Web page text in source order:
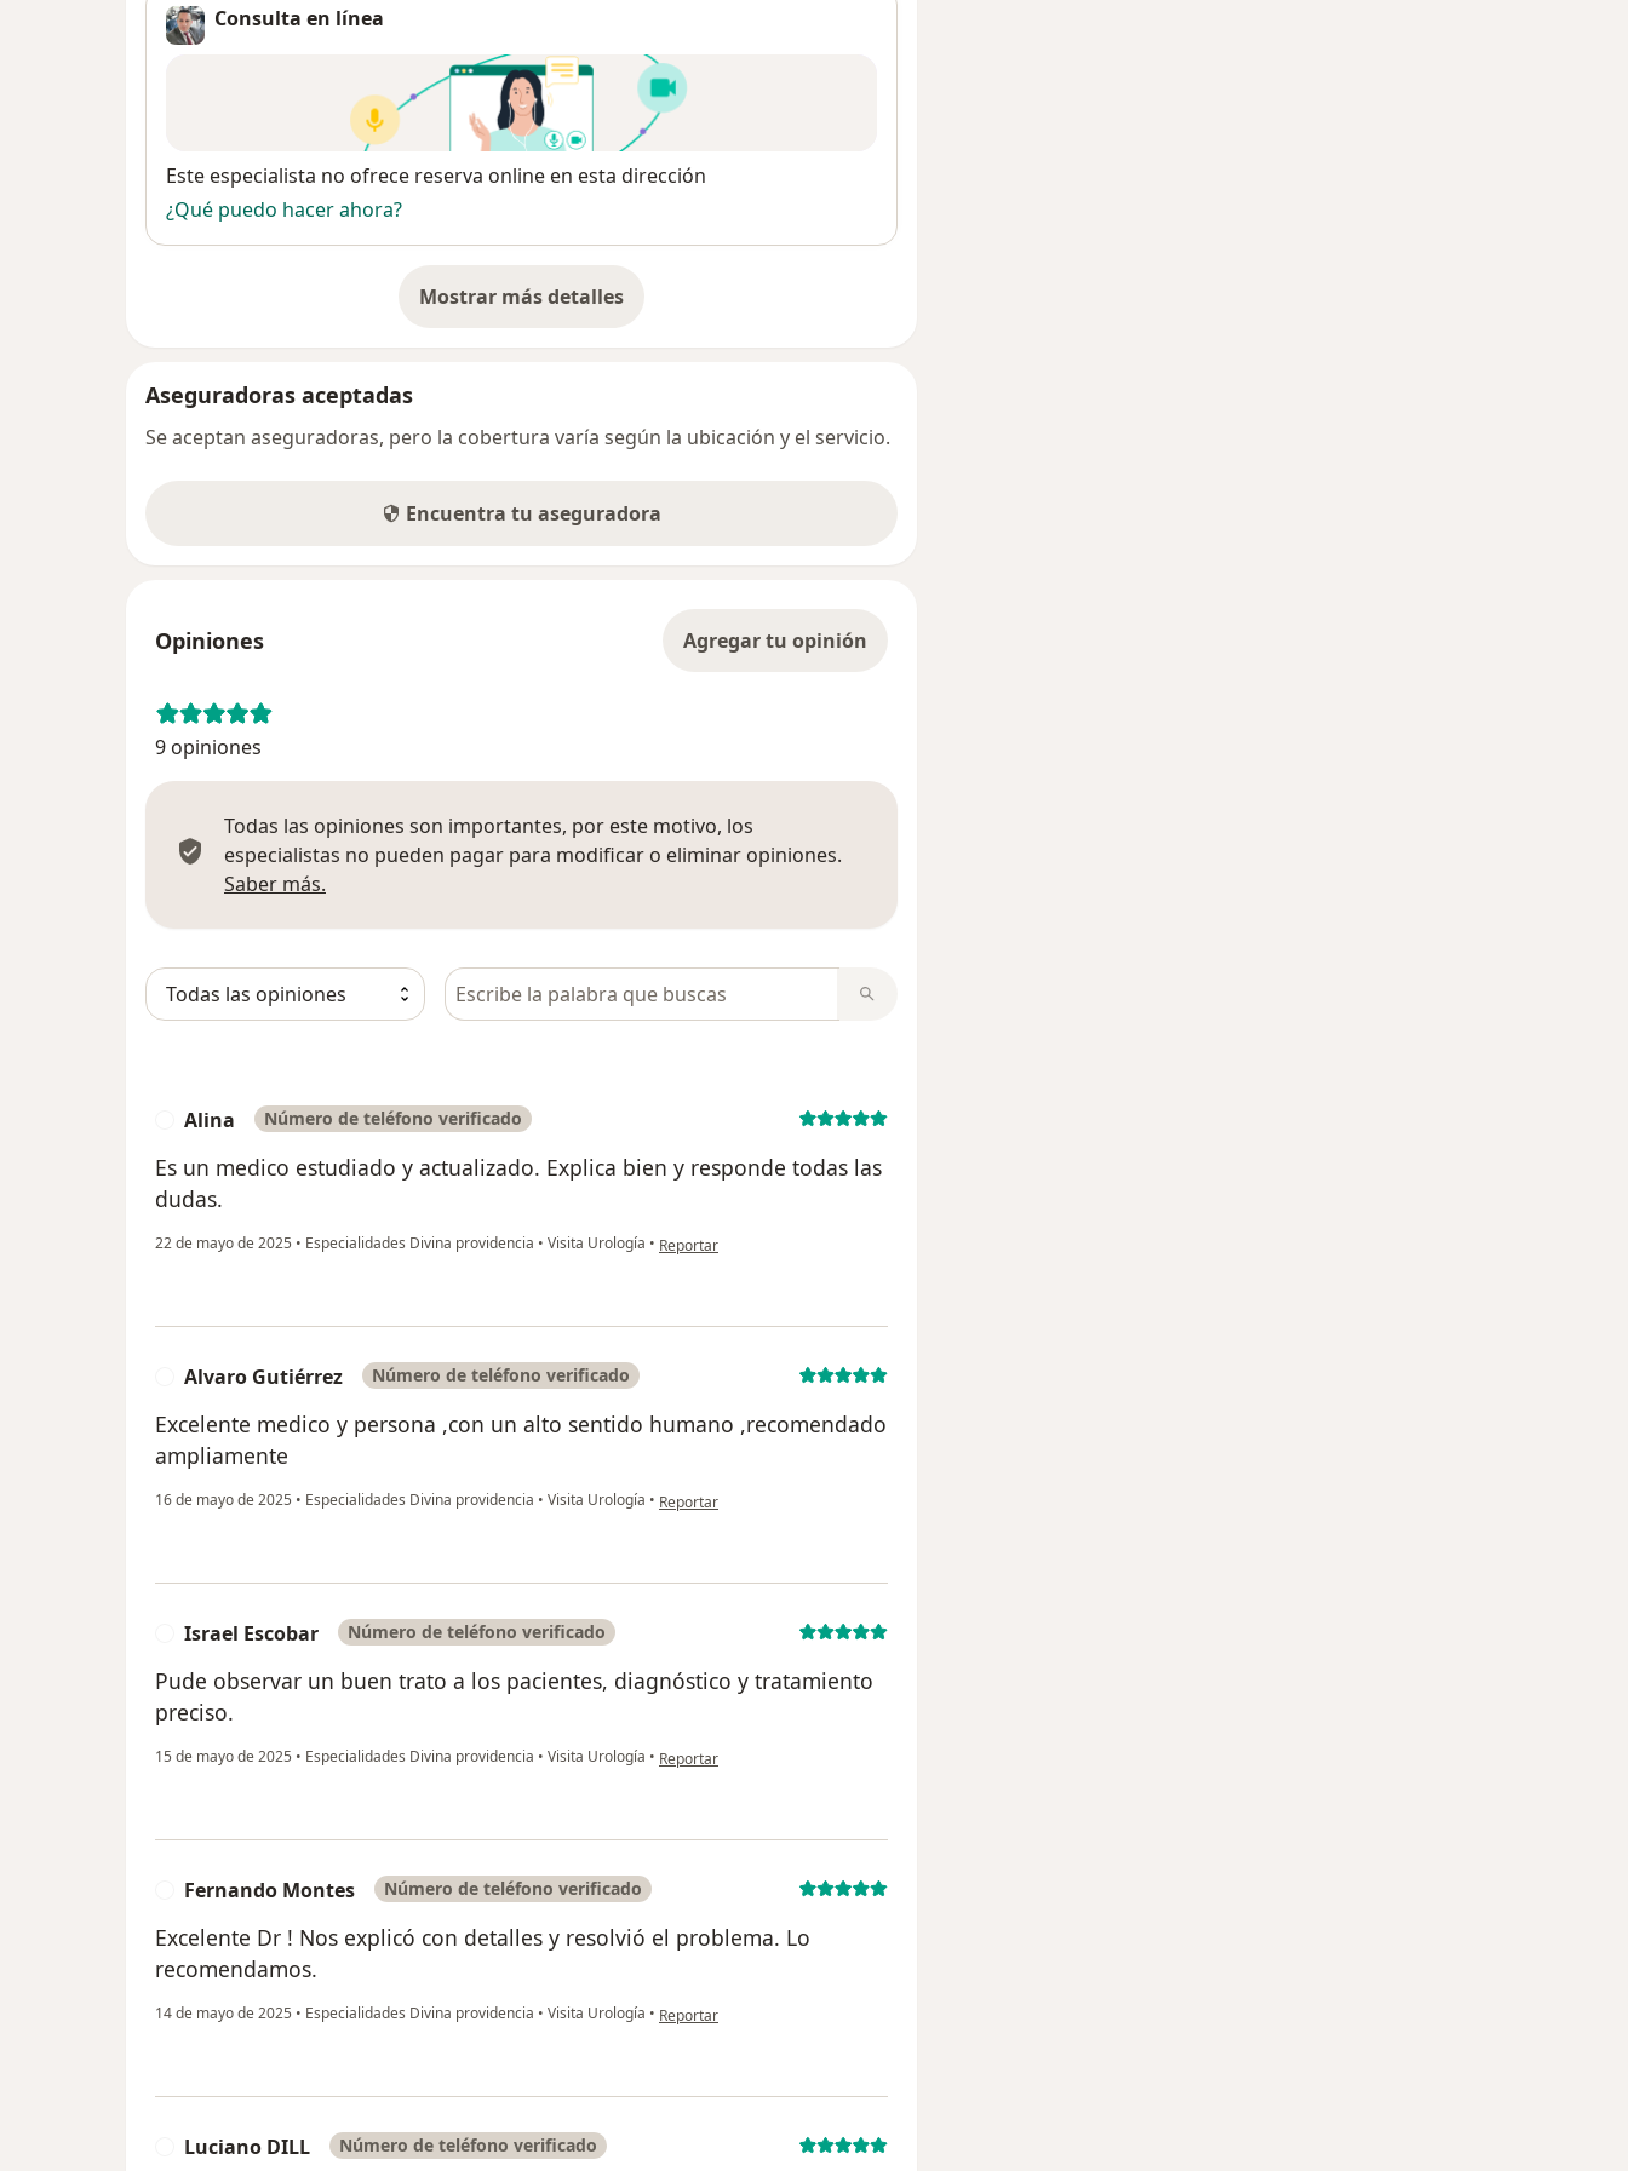
Consulta en línea
Disponibilidad
Este especialista no ofrece reserva online en esta dirección
¿Qué puedo hacer ahora?
Mostrar más detalles
sobre la dirección
Aseguradoras aceptadas
Se aceptan aseguradoras, pero la cobertura varía según la ubicación y el servicio.
Encuentra tu aseguradora
Opiniones Agregar tu opinión
9 opiniones
Todas las opiniones son importantes, por este motivo, los
especialistas no pueden pagar para modificar o eliminar opiniones.
Saber más.
Busca en opiniones
Alina Número de teléfono verificado
Es un medico estudiado y actualizado. Explica bien y responde todas las
dudas.
22 de mayo de 2025 • Especialidades Divina providencia • Visita Urología • en opinión del usuario Alina
Reportar
Alvaro Gutiérrez Número de teléfono verificado
Excelente medico y persona ,con un alto sentido humano ,recomendado
ampliamente
16 de mayo de 2025 • Especialidades Divina providencia • Visita Urología • en opinión del usuario Alvaro Gutiérrez
Reportar
Israel Escobar Número de teléfono verificado
Pude observar un buen trato a los pacientes, diagnóstico y tratamiento
preciso.
15 de mayo de 2025 • Especialidades Divina providencia • Visita Urología • en opinión del usuario Israel Escobar
Reportar
Fernando Montes Número de teléfono verificado
Excelente Dr ! Nos explicó con detalles y resolvió el problema. Lo
recomendamos.
14 de mayo de 2025 • Especialidades Divina providencia • Visita Urología • en opinión del usuario Fernando Montes
Reportar
Luciano DILL Número de teléfono verificado